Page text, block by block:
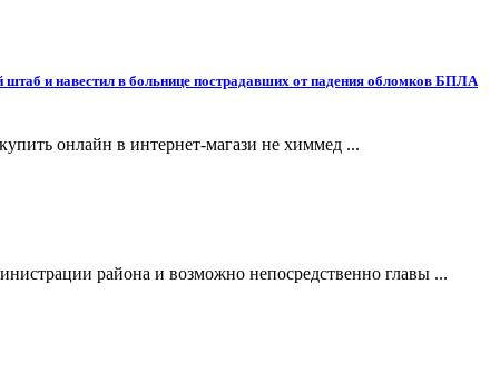
и навестил в больнице пострадавших от падения обломков БПЛА
онлайн в интернет-магази не химмед ...
района и возможно непосредственно главы ...